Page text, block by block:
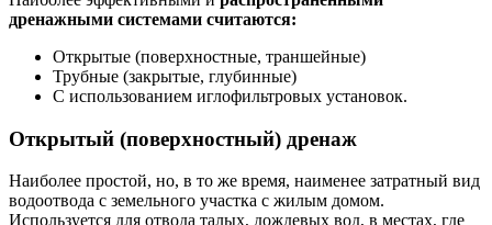
дренажными системами считаются:
Открытые (поверхностные, траншейные)
Трубные (закрытые, глубинные)
С использованием иглофильтровых установок.
Открытый (поверхностный) дренаж
Наиболее простой, но, в то же время, наименее затратный вид
водоотвода с земельного участка с жилым домом.
Используется для отвода талых, дождевых вод, в местах, где